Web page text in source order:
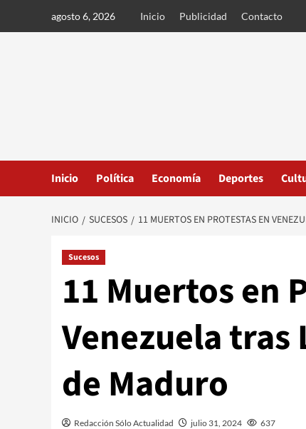
agosto 6, 2026 Inicio Publicidad Contacto
Inicio Política Economía Deportes
INICIO SUCESOS 11 MUERTOS EN PROTESTAS EN
Sucesos
11 Muertos en
Venezuela
de Maduro
Redacción Sólo Actualidad julio 31, 2024 637